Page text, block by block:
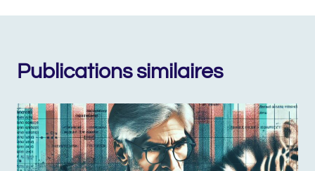
Publications similaires